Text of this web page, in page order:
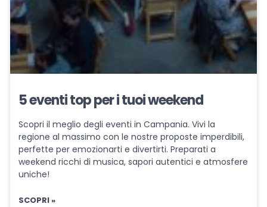
5 eventi top per i tuoi weekend
Scopri il meglio degli eventi in Campania. Vivi la
regione al massimo con le nostre proposte imperdibili,
perfette per emozionarti e divertirti. Preparati a
weekend ricchi di musica, sapori autentici e atmosfere
uniche!
SCOPRI »